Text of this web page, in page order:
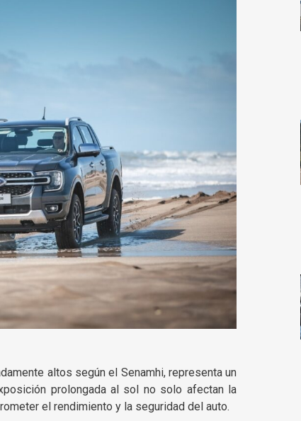
altos según el Senamhi, representa un
prolongada al sol no solo afectan la
el rendimiento y la seguridad del auto.